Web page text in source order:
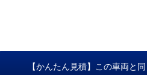
【かんたん見積】この車両と